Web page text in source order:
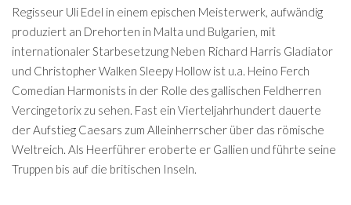
Regisseur Uli Edel in einem epischen Meisterwerk, aufwändig
produziert an Drehorten in Malta und Bulgarien, mit
internationaler Starbesetzung Neben Richard Harris Gladiator
und Christopher Walken Sleepy Hollow ist u.a. Heino Ferch
Comedian Harmonists in der Rolle des gallischen Feldherren
Vercingetorix zu sehen. Fast ein Vierteljahrhundert dauerte
der Aufstieg Caesars zum Alleinherrscher über das römische
Weltreich. Als Heerführer eroberte er Gallien und führte seine
Truppen bis auf die britischen Inseln.